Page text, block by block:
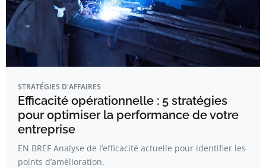
STRATÉGIES D'AFFAIRES
Efficacité opérationnelle : 5 stratégies
pour optimiser la performance de votre
entreprise
EN BREF Analyse de l’efficacité actuelle pour identifier les
points d’amélioration.